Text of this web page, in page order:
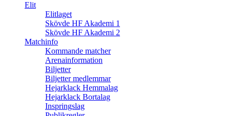
Elit
Elitlaget
Skövde HF Akademi 1
Skövde HF Akademi 2
Matchinfo
Kommande matcher
Arenainformation
Biljetter
Biljetter medlemmar
Hejarklack Hemmalag
Hejarklack Bortalag
Inspringslag